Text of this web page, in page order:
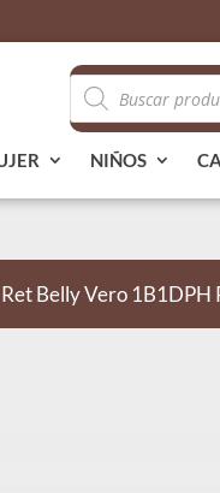
Búsqueda
de
productos
NIÑOS
Belly Vero 1B1DPH